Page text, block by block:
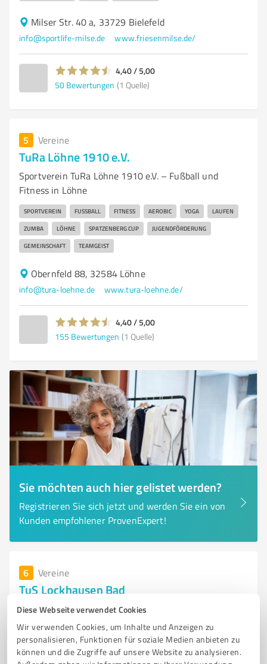
Diese Webseite verwendet Cookies
Wir verwenden Cookies, um Inhalte und Anzeigen zu
personalisieren, Funktionen für soziale Medien anbieten zu
können und die Zugriffe auf unsere Website zu analysieren.
Milser Str. 40 a, 33729 Bielefeld
info@sportlife-milse.de www.friesenmilse.de/
4,40 / 5,00
50 Bewertungen (1 Quelle)
5 Vereine
TuRa Löhne 1910 e.V.
Sportverein TuRa Löhne 1910 e.V. – Fußball und
Fitness in Löhne
SPORTVEREIN FUSSBALL FITNESS AEROBIC YOGA LAUFEN
ZUMBA LÖHNE SPATZENBERG CUP JUGENDFÖRDERUNG
GEMEINSCHAFT TEAMGEIST
Obernfeld 88, 32584 Löhne
info@tura-loehne.de www.tura-loehne.de/
4,40 / 5,00
155 Bewertungen (1 Quelle)
Sie möchten auch hier gelistet werden?
Registrieren Sie sich jetzt und werden Sie ein von
Kunden empfohlener ProvenExpert!
6 Vereine
TuS Lockhausen Bad
Fußballverein TuS Lockhausen in Bad Salzuflen – Sport
für alle Altersgruppen
FUSSBALLVEREIN BAD SALZUFLEN JUGENDFUSSBALL FITNESS
TURNEN SPORTANGEBOTE GEMEINSCHAFT VEREINSLEBEN